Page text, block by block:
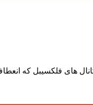
های فلکسیبل که